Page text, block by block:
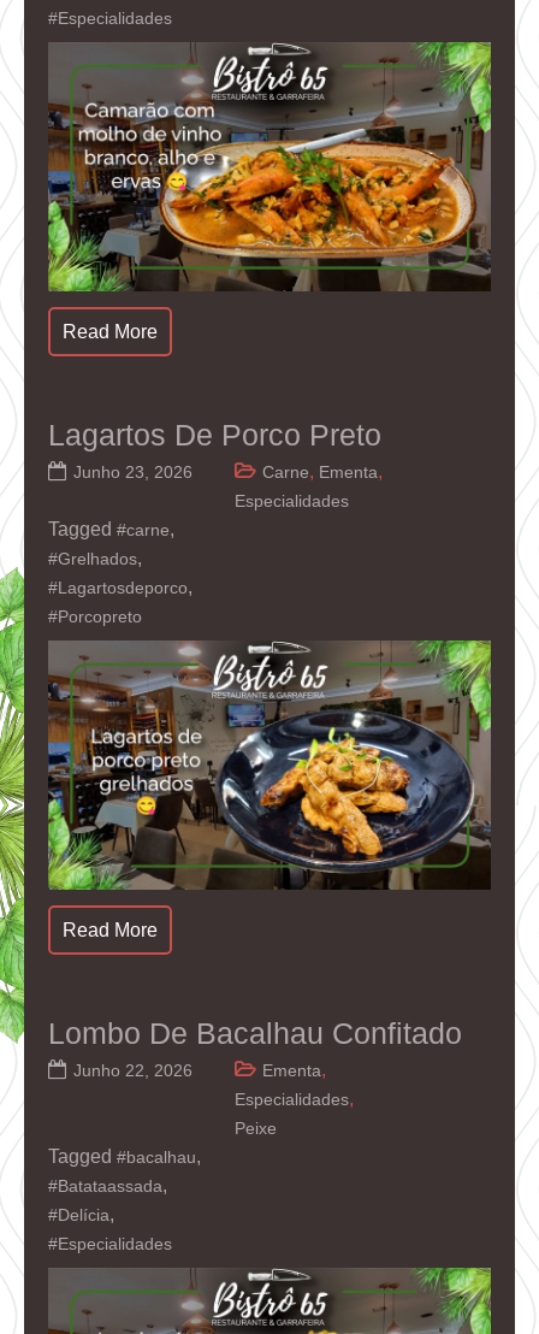
#Especialidades
Read More
Lagartos De Porco Preto
Junho 23, 2026 Carne, Ementa,
Especialidades
Tagged #carne,
#Grelhados,
#Lagartosdeporco,
#Porcopreto
Read More
Lombo De Bacalhau Confitado
Junho 22, 2026 Ementa,
Especialidades,
Peixe
Tagged #bacalhau,
#Batataassada,
#Delícia,
#Especialidades